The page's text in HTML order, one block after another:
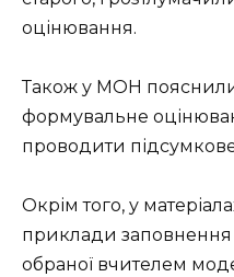
оцінювання.
Також у МОН
формувальне
проводити
Окрім того, у
приклади заповнення
обраної вчителем